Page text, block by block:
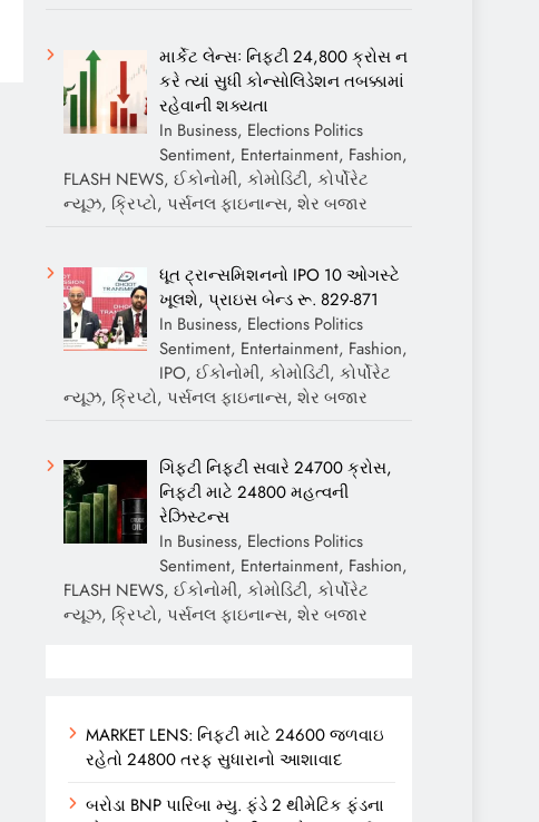
માર્કેટ લેન્સઃ નિફ્ટી 24,800 ક્રોસ ન
કરે ત્યાં સુધી કોન્સોલિડેશન તબક્કામાં
રહેવાની શક્યતા
In Business, Elections Politics
Sentiment, Entertainment, Fashion,
FLASH NEWS, ઈકોનોમી, કોમોડિટી, કોર્પોરેટ
ન્યૂઝ, ક્રિપ્ટો, પર્સનલ ફાઇનાન્સ, શેર બજાર
ધૂત ટ્રાન્સમિશનનો IPO 10 ઓગસ્ટે
ખૂલશે, પ્રાઇસ બેન્ડ રૂ. 829-871
In Business, Elections Politics
Sentiment, Entertainment, Fashion,
IPO, ઈકોનોમી, કોમોડિટી, કોર્પોરેટ
ન્યૂઝ, ક્રિપ્ટો, પર્સનલ ફાઇનાન્સ, શેર બજાર
ગિફ્ટી નિફ્ટી સવારે 24700 ક્રોસ,
નિફ્ટી માટે 24800 મહત્વની
રેઝિસ્ટન્સ
In Business, Elections Politics
Sentiment, Entertainment, Fashion,
FLASH NEWS, ઈકોનોમી, કોમોડિટી, કોર્પોરેટ
ન્યૂઝ, ક્રિપ્ટો, પર્સનલ ફાઇનાન્સ, શેર બજાર
MARKET LENS: નિફ્ટી માટે 24600 જળવાઇ
રહેતો 24800 તરફ સુધારાનો આશાવાદ
બરોડા BNP પારિબા મ્યુ. ફંડે 2 થીમેટિક ફંડના